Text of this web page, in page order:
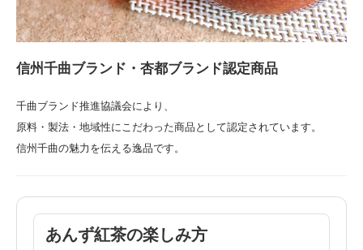
信州千曲ブランド・杏都ブランド認定商品
千曲ブランド推進協議会により、
原料・製法・地域性にこだわった商品として認定されています。
信州千曲の魅力を伝える逸品です。
あんず紅茶の楽しみ方